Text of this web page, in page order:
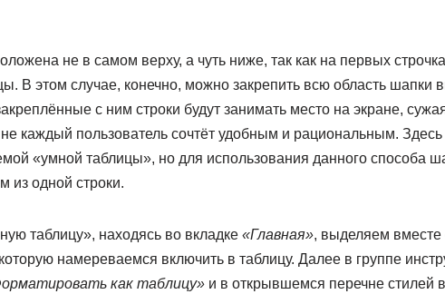
не в самом верху, а чуть ниже, так как на первых
В этом случае, конечно, можно закрепить всю область шапки
с ним строки будут занимать место на экране,
не каждый пользователь сочтёт удобным и рациональным.
«умной таблицы», но для использования данного способа
из одной строки.
таблицу», находясь во вкладке «Главная», выделяем
намереваемся включить в таблицу. Далее в группе
как таблицу»и в открывшемся перечне стилей